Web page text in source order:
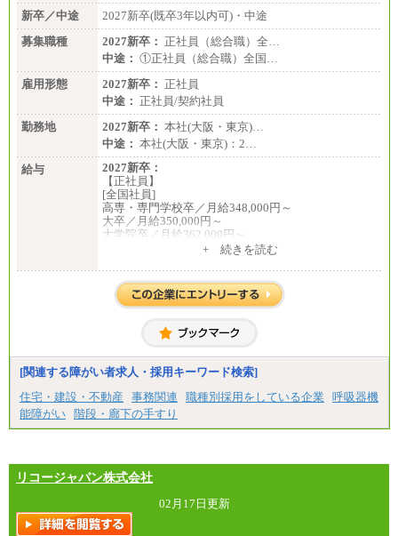
新卒／中途
2027新卒(既卒3年以内可)・中途
募集職種
2027新卒： 正社員（総合職）全…
中途： ①正社員（総合職）全国…
雇用形態
2027新卒： 正社員
中途： 正社員/契約社員
勤務地
2027新卒： 本社(大阪・東京)…
中途： 本社(大阪・東京)：2…
給与
2027新卒：
【正社員】
[全国社員]
高専・専門学校卒／月給348,000円～
大卒／月給350,000円～
大学院卒／月給362,000円～
[地域社員]月給295,000円～
【正社員】
[全国社員]月給348,000円～
[地域社員]月給295,000円～
【契約社員】月給200,000円～
+ 続きを読む
[関連する障がい者求人・採用キーワード検索]
住宅・建設・不動産
事務関連 職種別採用をしている企業
呼吸器機
能障がい 階段・廊下の手すり
リコージャパン株式会社
02月17日更新